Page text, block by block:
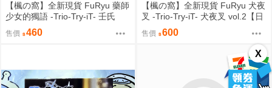
X
【楓の窩】全新現貨 FuRyu 藥師
少女的獨語 -Trio-Try-iT- 壬氏
【日版】
售價 460
【楓の窩】全新現貨 FuRyu 犬夜
叉 -Trio-Try-iT- 犬夜叉 vol.2【日
售價 600